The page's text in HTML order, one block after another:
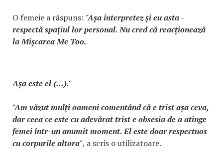
O femeie a răspuns: "Așa interpretez și eu asta -
respectă spațiul lor personal. Nu cred că reacționează
la Mișcarea Me Too.
Așa este el (...)."
"Am văzut mulți oameni comentând că e trist așa ceva,
dar ceea ce este cu adevărat trist e obsesia de a atinge
femei într-un anumit moment. El este doar respectuos
cu corpurile altora", a scris o utilizatoare.